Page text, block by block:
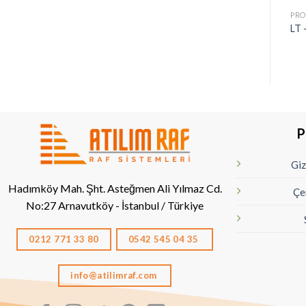
LT
Hadımköy Mah. Şht. Asteğmen Ali Yılmaz Cd.
No:27Arnavutköy - İstanbul / Türkiye
0212 771 33 80 0542 545 04 35
info@atilimraf.com